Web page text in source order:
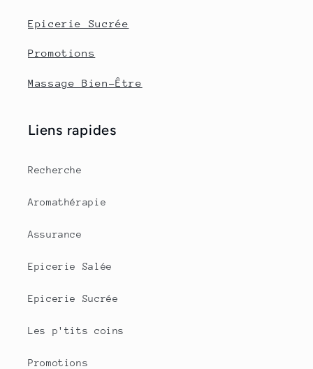
Epicerie Sucrée
Promotions
Massage Bien-Être
Liens rapides
Recherche
Aromathérapie
Assurance
Epicerie Salée
Epicerie Sucrée
Les p'tits coins
Promotions